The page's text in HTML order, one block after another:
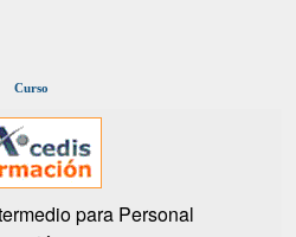
Curso
para Personal